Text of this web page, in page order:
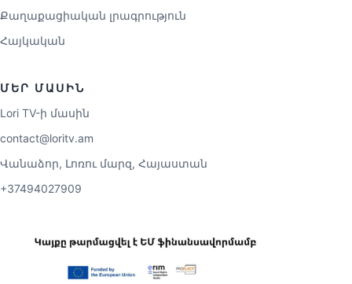
Քաղաքացիական լրագրություն
Հայկական
ՄԵՐ ՄԱՍԻՆ
Lori TV-ի մասին
contact@loritv.am
Վանաձոր, Լոռու մարզ, Հայաստան
+37494027909